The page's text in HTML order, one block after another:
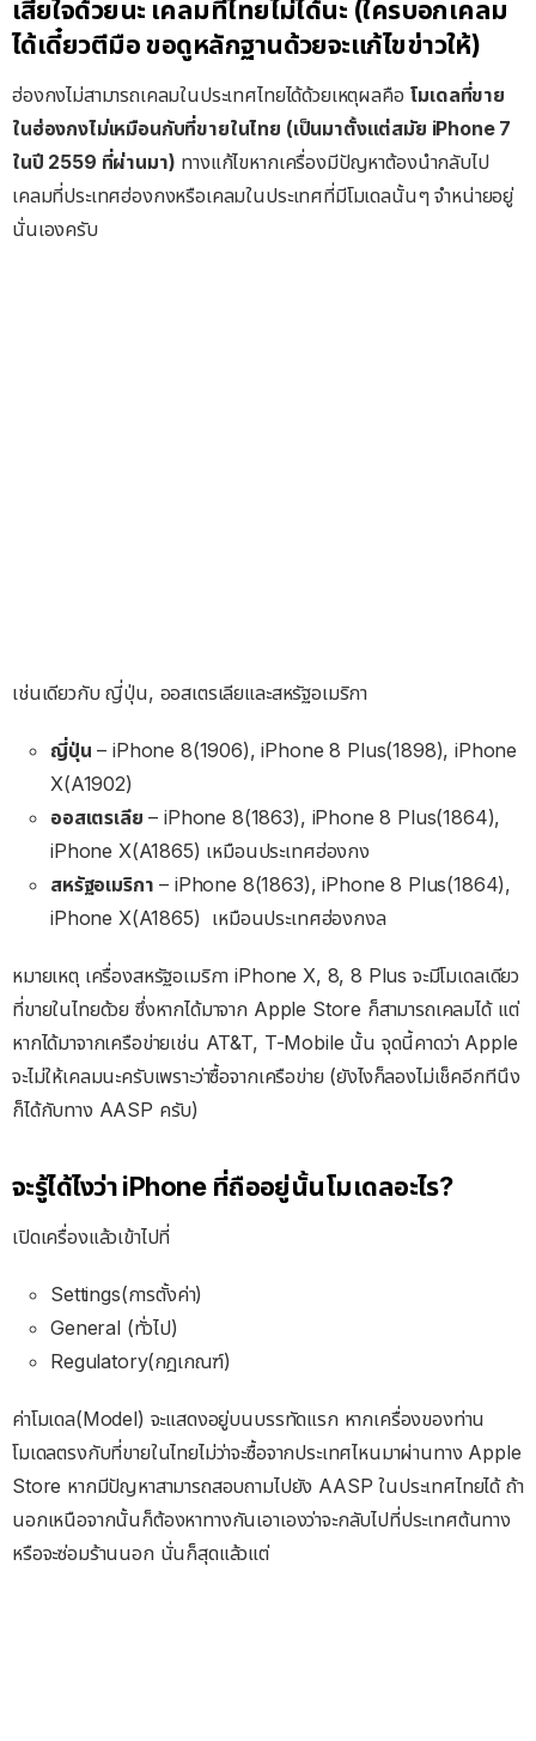
เสียใจด้วยนะ เคลมที่ไทยไม่ได้นะ (ใครบอกเคลม
ได้เดี๋ยวตีมือ ขอดูหลักฐานด้วยจะแก้ไขข่าวให้)
ฮ่องกงไม่สามารถเคลมในประเทศไทยได้ด้วยเหตุผลคือ โมเดลที่ขาย
ในฮ่องกงไม่เหมือนกับที่ขายในไทย (เป็นมาตั้งแต่สมัย iPhone 7
ในปี 2559 ที่ผ่านมา) ทางแก้ไขหากเครื่องมีปัญหาต้องนำกลับไป
เคลมที่ประเทศฮ่องกงหรือเคลมในประเทศที่มีโมเดลนั้นๆ จำหน่ายอยู่
นั่นเองครับ
เช่นเดียวกับ ญี่ปุ่น, ออสเตรเลียและสหรัฐอเมริกา
ญี่ปุ่น – iPhone 8(1906), iPhone 8 Plus(1898), iPhone
X(A1902)
ออสเตรเลีย – iPhone 8(1863), iPhone 8 Plus(1864),
iPhone X(A1865) เหมือนประเทศฮ่องกง
สหรัฐอเมริกา – iPhone 8(1863), iPhone 8 Plus(1864),
iPhone X(A1865) เหมือนประเทศฮ่องกงล
หมายเหตุ เครื่องสหรัฐอเมริกา iPhone X, 8, 8 Plus จะมีโมเดลเดียว
ที่ขายในไทยด้วย ซึ่งหากได้มาจาก Apple Store ก็สามารถเคลมได้ แต่
หากได้มาจากเครือข่ายเช่น AT&T, T-Mobile นั้น จุดนี้คาดว่า Apple
จะไม่ให้เคลมนะครับเพราะว่าซื้อจากเครือข่าย (ยังไงก็ลองไม่เช็คอีกทีนึง
ก็ได้กับทาง AASP ครับ)
จะรู้ได้ไงว่า iPhone ที่ถืออยู่นั้นโมเดลอะไร?
เปิดเครื่องแล้วเข้าไปที่
Settings(การตั้งค่า)
General (ทั่วไป)
Regulatory(กฎเกณฑ์)
ค่าโมเดล(Model) จะแสดงอยู่บนบรรทัดแรก หากเครื่องของท่าน
โมเดลตรงกับที่ขายในไทยไม่ว่าจะซื้อจากประเทศไหนมาผ่านทาง Apple
Store หากมีปัญหาสามารถสอบถามไปยัง AASP ในประเทศไทยได้ ถ้า
นอกเหนือจากนั้นก็ต้องหาทางกันเอาเองว่าจะกลับไปที่ประเทศต้นทาง
หรือจะซ่อมร้านนอก นั่นก็สุดแล้วแต่